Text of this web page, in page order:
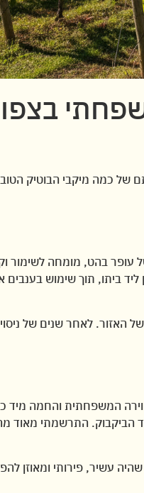
של כמה מיקבי הבוטיק
עופר בהט, מומחה לשימור
ביתו, תוך שימוש בענבים
האזור. לאחר שנים של
המשפחתית והחמה מיד
הביקבוק. התרשמתי מאוד
עשיר, פירותי ומאוזן